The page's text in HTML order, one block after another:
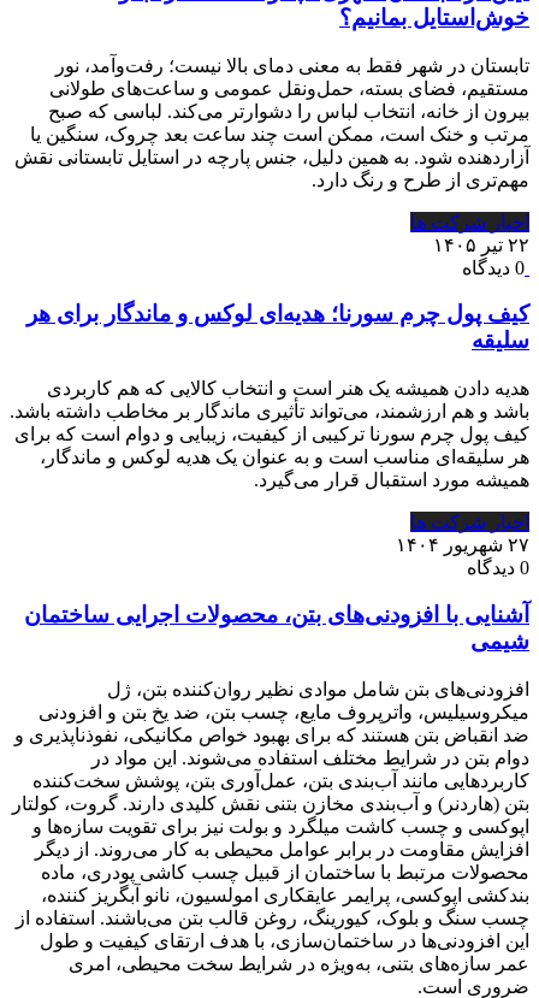
خوش‌استایل بمانیم؟
تابستان در شهر فقط به معنی دمای بالا نیست؛ رفت‌وآمد، نور
مستقیم، فضای بسته، حمل‌ونقل عمومی و ساعت‌های طولانی
بیرون از خانه، انتخاب لباس را دشوارتر می‌کند. لباسی که صبح
مرتب و خنک است، ممکن است چند ساعت بعد چروک، سنگین یا
آزاردهنده شود. به همین دلیل، جنس پارچه در استایل تابستانی نقش
مهم‌تری از طرح و رنگ دارد.
اخبار شرکت ها
۲۲ تیر ۱۴۰۵
0 دیدگاه
کیف پول چرم سورنا؛ هدیه‌ای لوکس و ماندگار برای هر
سلیقه
هدیه دادن همیشه یک هنر است و انتخاب کالایی که هم کاربردی
باشد و هم ارزشمند، می‌تواند تأثیری ماندگار بر مخاطب داشته باشد.
کیف پول چرم سورنا ترکیبی از کیفیت، زیبایی و دوام است که برای
هر سلیقه‌ای مناسب است و به عنوان یک هدیه لوکس و ماندگار،
همیشه مورد استقبال قرار می‌گیرد.
اخبار شرکت ها
۲۷ شهریور ۱۴۰۴
0 دیدگاه
آشنایی با افزودنی‌های بتن، محصولات اجرایی ساختمان
شیمی
افزودنی‌های بتن شامل موادی نظیر روان‌کننده بتن، ژل
میکروسیلیس، واترپروف مایع، چسب بتن، ضد یخ بتن و افزودنی
ضد انقباض بتن هستند که برای بهبود خواص مکانیکی، نفوذناپذیری و
دوام بتن در شرایط مختلف استفاده می‌شوند. این مواد در
کاربردهایی مانند آب‌بندی بتن، عمل‌آوری بتن، پوشش سخت‌کننده
بتن (هاردنر) و آب‌بندی مخازن بتنی نقش کلیدی دارند. گروت، کولتار
اپوکسی و چسب کاشت میلگرد و بولت نیز برای تقویت سازه‌ها و
افزایش مقاومت در برابر عوامل محیطی به کار می‌روند. از دیگر
محصولات مرتبط با ساختمان از قبیل چسب کاشی پودری، ماده
بندکشی اپوکسی، پرایمر عایقکاری امولسیون، نانو آبگریز کننده،
چسب سنگ و بلوک، کیورینگ، روغن قالب بتن می‌باشند. استفاده از
این افزودنی‌ها در ساختمان‌سازی، با هدف ارتقای کیفیت و طول
عمر سازه‌های بتنی، به‌ویژه در شرایط سخت محیطی، امری
ضروری است.